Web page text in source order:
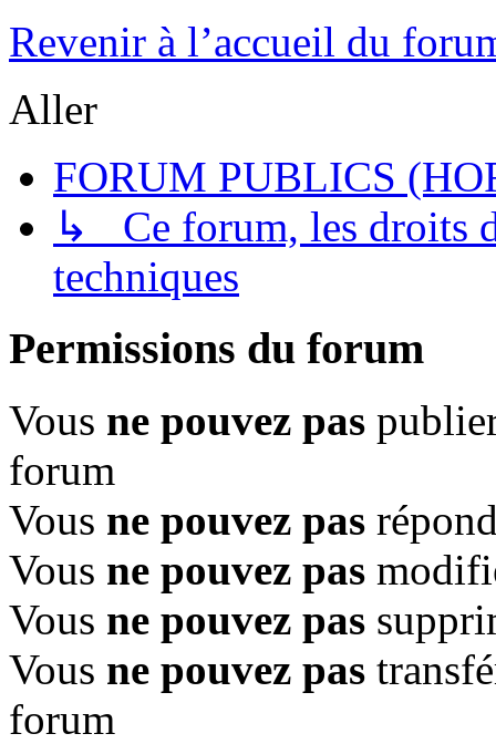
Revenir à l’accueil du
Aller
FORUM PUBLICS
↳ Ce forum, les droits
techniques
Permissions du forum
Vous ne pouvez pas
forum
Vous ne pouvez pas
Vous ne pouvez pas
Vous ne pouvez pas
Vous ne pouvez pas
forum